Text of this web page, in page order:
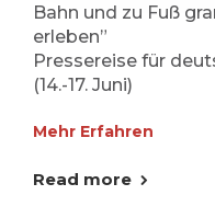
Bahn und zu Fuß
erleben”
Pressereise für
(14.-17. Juni)
Mehr Erfahren
Read more